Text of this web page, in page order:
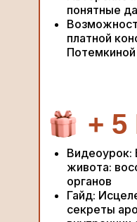
понятные
платной
Потемкиной
Видеоурок:
живота:
органов
Гайд:
секреты
+